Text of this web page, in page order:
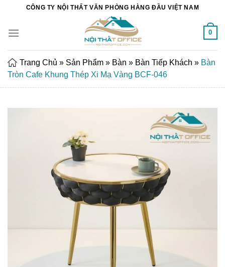
Chuyển
nội
CÔNG TY NỘI THẤT VĂN PHÒNG HÀNG ĐẦU VIỆT NAM
0
Trang Chủ » Sản Phẩm » Bàn » Bàn Tiếp Khách » Bàn
Tròn Cafe Khung Thép Xi Mạ Vàng BCF-046